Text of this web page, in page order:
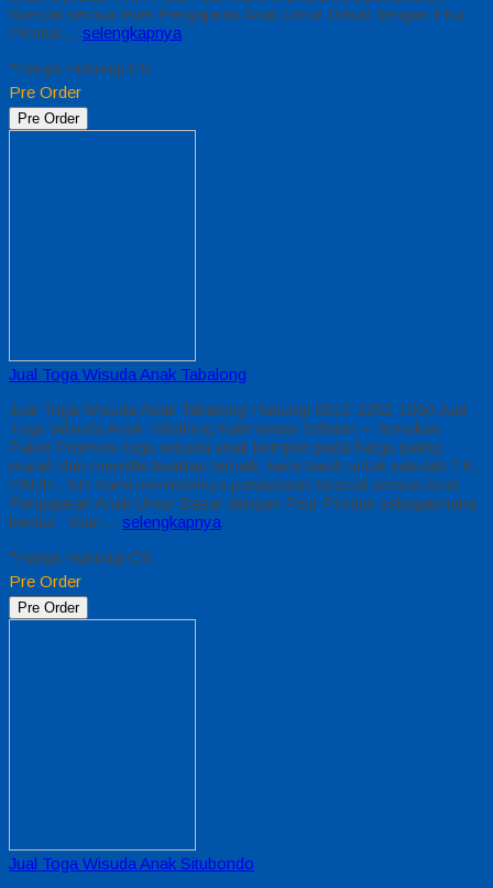
Special semua level Pengajaran Anak Umur Dasar dengan Fitur
Produk… selengkapnya
*Harga Hubungi CS
Pre Order
Pre Order
Jual Toga Wisuda Anak Tabalong
Jual Toga Wisuda Anak Tabalong Hubungi 0812-2282-1060 Jual
Toga Wisuda Anak Tabalong Kalimantan Selatan – Temukan
Paket Promosi toga wisuda anak komplet pada harga paling
murah dan memiliki kualitas terbaik, kami kasih untuk sekolah TK,
PAUD , SD Kami memberinya penawaran Special semua level
Pengajaran Anak Umur Dasar dengan Fitur Produk sebagaimana
berikut : Kain… selengkapnya
*Harga Hubungi CS
Pre Order
Pre Order
Jual Toga Wisuda Anak Situbondo